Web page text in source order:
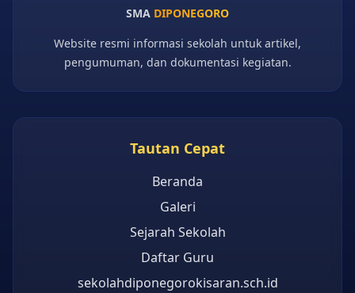
SMA DIPONEGORO
Website resmi informasi sekolah untuk artikel,
pengumuman, dan dokumentasi kegiatan.
Tautan Cepat
Beranda
Galeri
Sejarah Sekolah
Daftar Guru
sekolahdiponegorokisaran.sch.id